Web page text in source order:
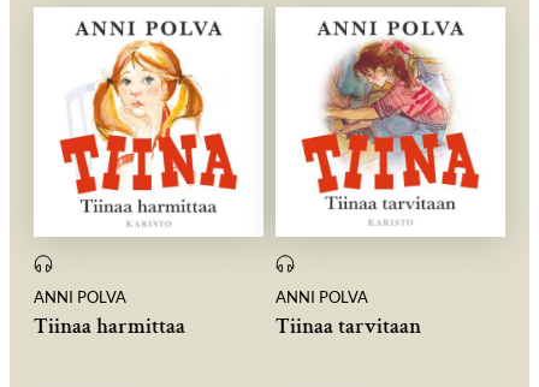
ANNI POLVA
Tiinaa harmittaa
ANNI POLVA
Tiinaa tarvitaan